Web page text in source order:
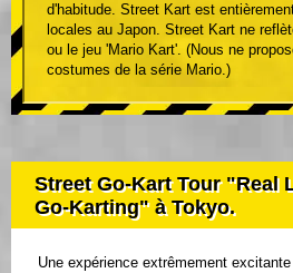
d'habitude. Street Kart est
locales au Japon. Street Kart ne
ou le jeu 'Mario Kart'. (Nous ne
costumes de la série Mario.)
Street Go-Kart Tour "Real
Go-Karting" à Tokyo.
Une expérience extrêmement